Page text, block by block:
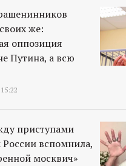
же:
оппозиция
Путина, а всю
приступами
России вспомнила,
москвич»